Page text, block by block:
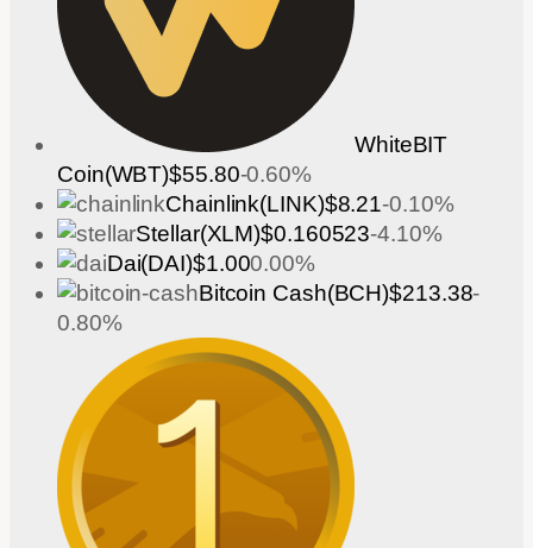
WhiteBIT
Coin(WBT)$55.80-0.60%
Chainlink(LINK)$8.21-0.10%
Stellar(XLM)$0.160523-4.10%
Dai(DAI)$1.000.00%
Bitcoin Cash(BCH)$213.38-
0.80%